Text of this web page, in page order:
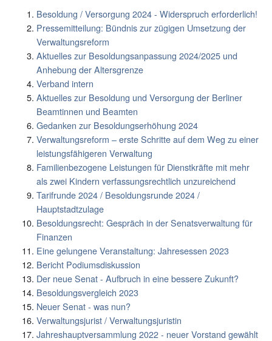
Besoldung / Versorgung 2024 - Widerspruch erforderlich!
Pressemitteilung: Bündnis zur zügigen Umsetzung der
Verwaltungsreform
Aktuelles zur Besoldungsanpassung 2024/2025 und
Anhebung der Altersgrenze
Verband intern
Aktuelles zur Besoldung und Versorgung der Berliner
Beamtinnen und Beamten
Gedanken zur Besoldungserhöhung 2024
Verwaltungsreform – erste Schritte auf dem Weg zu einer
leistungsfähigeren Verwaltung
Familienbezogene Leistungen für Dienstkräfte mit mehr
als zwei Kindern verfassungsrechtlich unzureichend
Tarifrunde 2024 / Besoldungsrunde 2024 /
Hauptstadtzulage
Besoldungsrecht: Gespräch in der Senatsverwaltung für
Finanzen
Eine gelungene Veranstaltung: Jahresessen 2023
Bericht Podiumsdiskussion
Der neue Senat - Aufbruch in eine bessere Zukunft?
Besoldungsvergleich 2023
Neuer Senat - was nun?
Verwaltungsjurist / Verwaltungsjuristin
Jahreshauptversammlung 2022 - neuer Vorstand gewählt